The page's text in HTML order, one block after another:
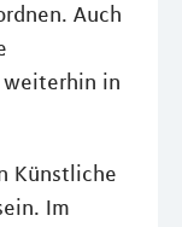
Auch
weiterhin in
Künstliche
Im